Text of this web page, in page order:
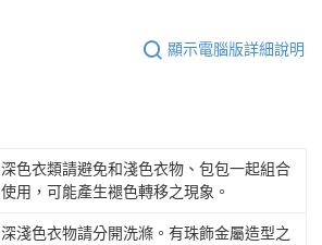
顯示電腦版詳細說明
深色衣類請避免和淺色衣物、包包一起組合
使用，可能產生褪色轉移之現象。
深淺色衣物請分開洗滌。有珠飾金屬造型之